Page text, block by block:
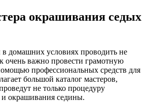
окрашивания седых
домашних условиях проводить не
очень важно провести грамотную
профессиональных средств для
большой каталог мастеров,
не только процедуру
окрашивания седины.